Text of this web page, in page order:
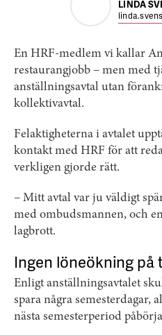
LINDA
En HRF-medlem vi kallar
restaurangjobb – men med
anställningsavtal utan
kollektivavtal.
Felaktigheterna i avtalet
kontakt med HRF för att
verkligen gjorde rätt.
– Mitt avtal var ju väldigt
med ombudsmannen, och
lagbrott.
Ingen löneökning på
Enligt anställningsavtalet
spara några semesterdagar,
nästa semesterperiod